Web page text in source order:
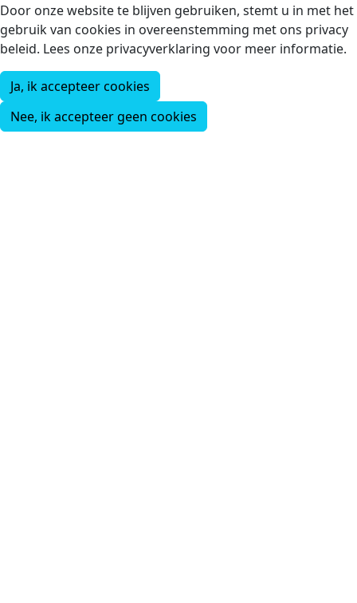
Door onze website te blijven gebruiken, stemt u in met het
gebruik van cookies in overeenstemming met ons privacy
beleid. Lees onze privacyverklaring voor meer informatie.
Ja, ik accepteer cookies
Nee, ik accepteer geen cookies